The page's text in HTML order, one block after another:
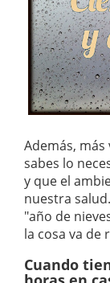
Además,
sabes lo
y que el
nuestra
"año de
la cosa va de
Cuando